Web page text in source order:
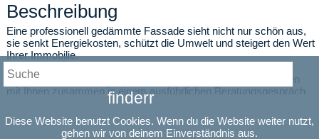
Beschreibung
Eine professionell gedämmte Fassade sieht nicht nur schön aus,
sie senkt Energiekosten, schützt die Umwelt und steigert den Wert
Ihrer Immobilie.
Wir setzen gerne Ihre Vorstellungen und Ideen um und erstellen
mit Ihnen zusammen in einem ausführlichen Beratungsgespräch
ein maßgeschneidertes Angebot für Sie.
Alle Leistungen bieten wir aus einer Hand an.
finderr
Diese Website benutzt Cookies. Wenn du die Website weiter nutzt,
gehen wir von deinem Einverständnis aus.